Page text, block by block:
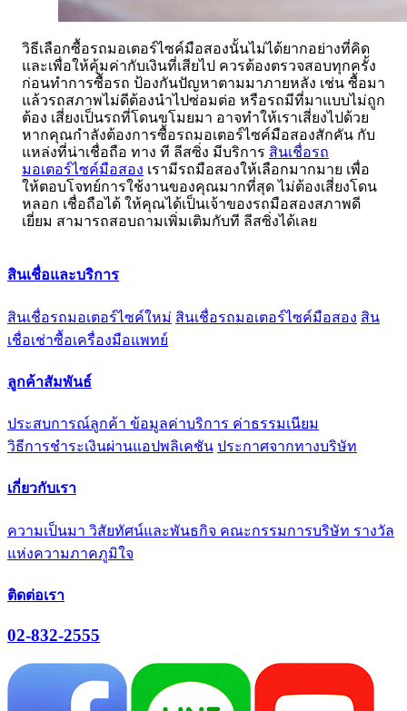
วิธีเลือกซื้อรถมอเตอร์ไซค์มือสองนั้นไม่ได้ยากอย่างที่คิด
และเพื่อให้คุ้มค่ากับเงินที่เสียไป ควรต้องตรวจสอบทุกครั้ง
ก่อนทำการซื้อรถ ป้องกันปัญหาตามมาภายหลัง เช่น ซื้อมา
แล้วรถสภาพไม่ดีต้องนำไปซ่อมต่อ หรือรถมีที่มาแบบไม่ถูก
ต้อง เสี่ยงเป็นรถที่โดนขโมยมา อาจทำให้เราเสี่ยงไปด้วย
หากคุณกำลังต้องการซื้อรถมอเตอร์ไซค์มือสองสักคัน กับ
แหล่งที่น่าเชื่อถือ ทาง ที ลีสซิ่ง มีบริการ สินเชื่อรถ
มอเตอร์ไซค์มือสอง เรามีรถมือสองให้เลือกมากมาย เพื่อ
ให้ตอบโจทย์การใช้งานของคุณมากที่สุด ไม่ต้องเสี่ยงโดน
หลอก เชื่อถือได้ ให้คุณได้เป็นเจ้าของรถมือสองสภาพดี
เยี่ยม สามารถสอบถามเพิ่มเติมกับที ลีสซิ่งได้เลย
สินเชื่อและบริการ
สินเชื่อรถมอเตอร์ไซค์ใหม่ สินเชื่อรถมอเตอร์ไซค์มือสอง สิน
เชื่อเช่าซื้อเครื่องมือแพทย์
ลูกค้าสัมพันธ์
ประสบการณ์ลูกค้า ข้อมูลค่าบริการ ค่าธรรมเนียม
วิธีการชำระเงินผ่านแอปพลิเคชัน ประกาศจากทางบริษัท
เกี่ยวกับเรา
ความเป็นมา วิสัยทัศน์และพันธกิจ คณะกรรมการบริษัท รางวัล
แห่งความภาคภูมิใจ
ติดต่อเรา
02-832-2555